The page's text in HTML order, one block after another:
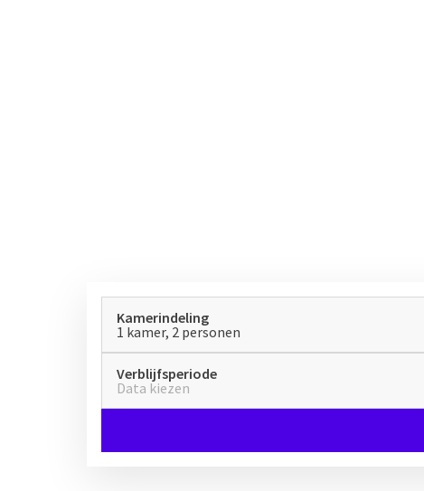
Kamerindeling
1 kamer, 2 personen
Verblijfsperiode
Data kiezen